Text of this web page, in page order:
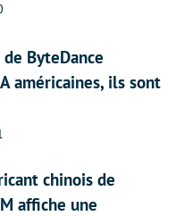
ByteDance
américaines, ils sont
chinois de
affiche une